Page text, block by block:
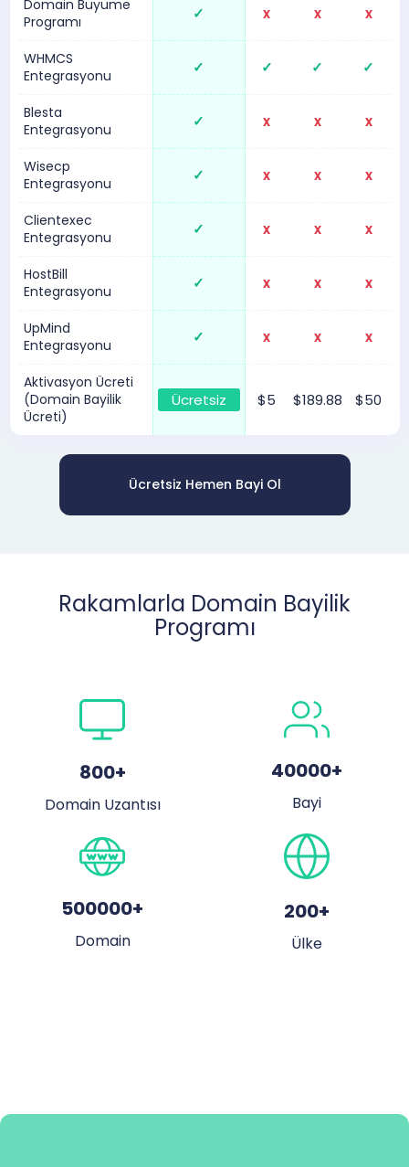
Domain Büyüme
Programı
✓ x x x
WHMCS
Entegrasyonu
✓ ✓ ✓ ✓
Blesta
Entegrasyonu
✓ x x x
Wisecp
Entegrasyonu
✓ x x x
Clientexec
Entegrasyonu
✓ x x x
HostBill
Entegrasyonu
✓ x x x
UpMind
Entegrasyonu
✓ x x x
Aktivasyon Ücreti
(Domain Bayilik
Ücreti)
Ücretsiz $5 $189.88 $50
Ücretsiz Hemen Bayi Ol
Rakamlarla Domain Bayilik
Programı
800+
Domain Uzantısı
40000+
Bayi
500000+
Domain
200+
Ülke